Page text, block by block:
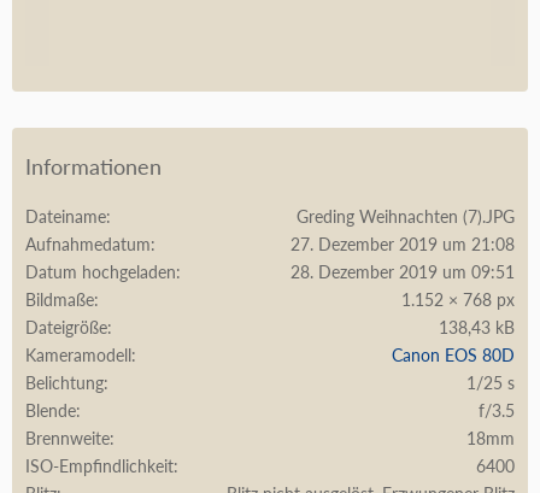
Informationen
Dateiname
Greding Weihnachten (7).JPG
Aufnahmedatum
27. Dezember 2019 um 21:08
Datum hochgeladen
28. Dezember 2019 um 09:51
Bildmaße
1.152 × 768 px
Dateigröße
138,43 kB
Kameramodell
Canon EOS 80D
Belichtung
1/25 s
Blende
f/3.5
Brennweite
18mm
ISO-Empfindlichkeit
6400